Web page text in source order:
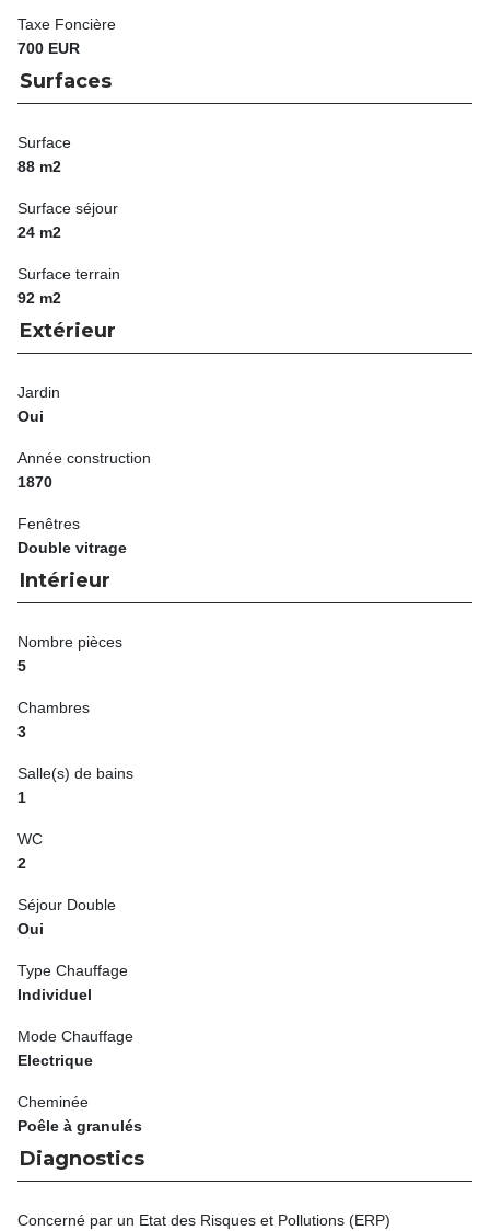
Taxe Foncière
700 EUR
Surfaces
Surface
88 m2
Surface séjour
24 m2
Surface terrain
92 m2
Extérieur
Jardin
Oui
Année construction
1870
Fenêtres
Double vitrage
Intérieur
Nombre pièces
5
Chambres
3
Salle(s) de bains
1
WC
2
Séjour Double
Oui
Type Chauffage
Individuel
Mode Chauffage
Electrique
Cheminée
Poêle à granulés
Diagnostics
Concerné par un Etat des Risques et Pollutions (ERP)